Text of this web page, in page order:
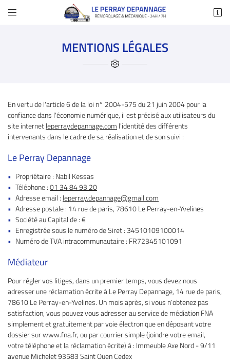
 
01 34 84 93 20
 Adresse email de réception
En cochant cette case, vous consentez à recevoir nos propositions commerciales à
l'adresse email indiqué ci-dessus. Vous pouvez vous désinscrire à tout moment en
utilisant le formulaire de désinscription
Inscription
MENTIONS LÉGALES
En vertu de l'article 6 de la loi n° 2004-575 du 21 juin 2004 pour la
confiance dans l'économie numérique, il est précisé aux utilisateurs du
site internetleperraydepannage.com l'identité des différents
intervenants dans le cadre de sa réalisation et de son suivi :
Le Perray Depannage
Propriétaire : Nabil Kessas
Téléphone :01 34 84 93 20
Adresse email :
Adresse postale : 14 rue de paris, 78610 Le Perray-en-Yvelines
Société au Capital de : €
Enregistrée sous le numéro de Siret : 34510109100014
Numéro de TVA intracommunautaire : FR72345101091
Médiateur
Pour régler vos litiges, dans un premier temps, vous devez nous
adresser une réclamation écrite à Le Perray Depannage, 14 rue de paris,
78610 Le Perray-en-Yvelines. Un mois après, si vous n’obtenez pas
satisfaction, vous pouvez vous adresser au service de médiation FNA
simplement et gratuitement par voie électronique en déposant votre
dossier sur www.fna.fr, ou par courrier simple (joindre votre email,
votre téléphone et la réclamation écrite) à : Immeuble Axe Nord - 9/11
avenue Michelet 93583 Saint Ouen Cedex